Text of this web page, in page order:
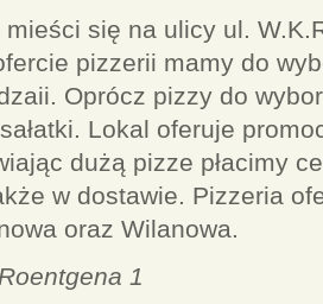
się na ulicy ul.
pizzerii mamy do
Oprócz pizzy do
Lokal oferuje
dużą pizze płacimy
w dostawie. Pizzeria
oraz Wilanowa.
1